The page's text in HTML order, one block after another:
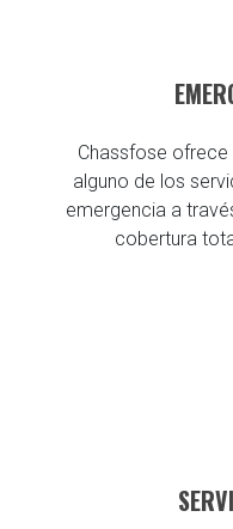
Chassfose
alguno de los
emergencia a
cobertura